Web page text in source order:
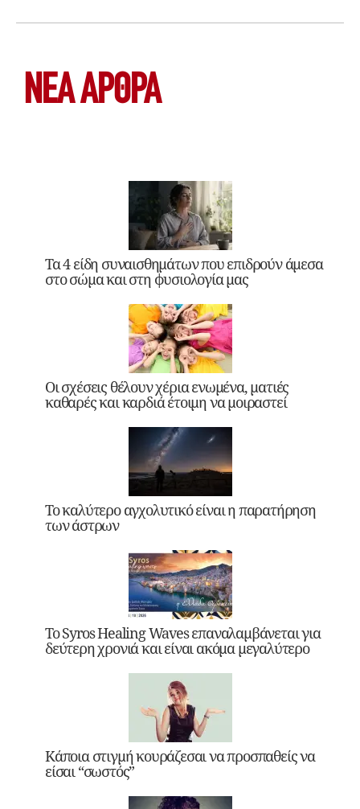
ΝΕΑ ΆΡΘΡΑ
Τα 4 είδη συναισθημάτων που επιδρούν άμεσα
στο σώμα και στη φυσιολογία μας
Οι σχέσεις θέλουν χέρια ενωμένα, ματιές
καθαρές και καρδιά έτοιμη να μοιραστεί
Το καλύτερο αγχολυτικό είναι η παρατήρηση
των άστρων
Το Syros Healing Waves επαναλαμβάνεται για
δεύτερη χρονιά και είναι ακόμα μεγαλύτερο
Κάποια στιγμή κουράζεσαι να προσπαθείς να
είσαι “σωστός”